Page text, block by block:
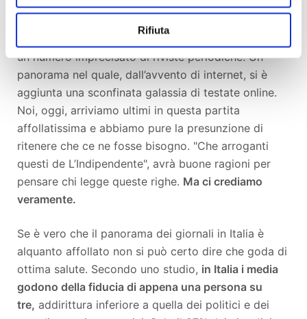
Rifiuta
tiratura nazionale, un centinaio a carattere locale e
un numero imprecisato di riviste periodiche. Un
panorama nel quale, dall’avvento di internet, si è
aggiunta una sconfinata galassia di testate online.
Noi, oggi, arriviamo ultimi in questa partita
affollatissima e abbiamo pure la presunzione di
ritenere che ce ne fosse bisogno. "Che arroganti
questi de L’Indipendente", avrà buone ragioni per
pensare chi legge queste righe. Ma ci crediamo
veramente.
Se è vero che il panorama dei giornali in Italia è
alquanto affollato non si può certo dire che goda di
ottima salute. Secondo uno studio, in Italia i media
godono della fiducia di appena una persona su
tre, addirittura inferiore a quella dei politici e dei